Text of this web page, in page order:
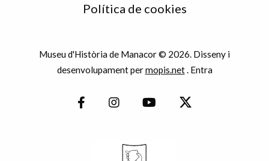
Política de cookies
Museu d'Història de Manacor © 2026. Disseny i
desenvolupament permopis.net. Entra